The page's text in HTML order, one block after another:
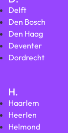
Delft
Den Bosch
Den Haag
Deventer
Dordrecht
H.
Haarlem
Heerlen
Helmond